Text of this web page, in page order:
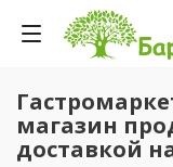
магазин
доставкой